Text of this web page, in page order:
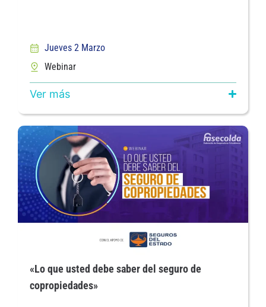
Jueves 2 Marzo
Webinar
Ver más
«Lo que usted debe saber del seguro de
copropiedades»